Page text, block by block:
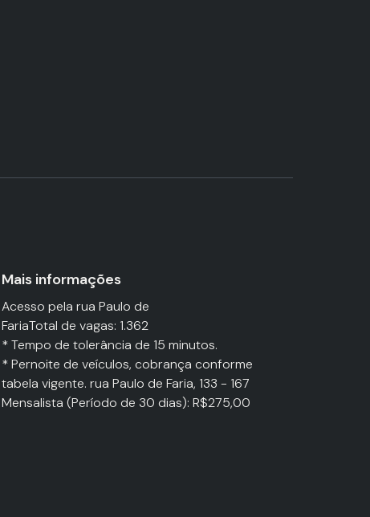
Mais informações
Acesso pela rua Paulo de
FariaTotal de vagas: 1.362
* Tempo de tolerância de 15 minutos.
* Pernoite de veículos, cobrança conforme
tabela vigente. rua Paulo de Faria, 133 - 167
Mensalista (Período de 30 dias): R$275,00